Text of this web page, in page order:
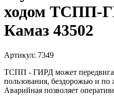
ходом ТСПП-
Камаз 43502
Артикул: 7349
ТСПП - ГИРД может
пользования, бездорожью и
Аварийная позволяет